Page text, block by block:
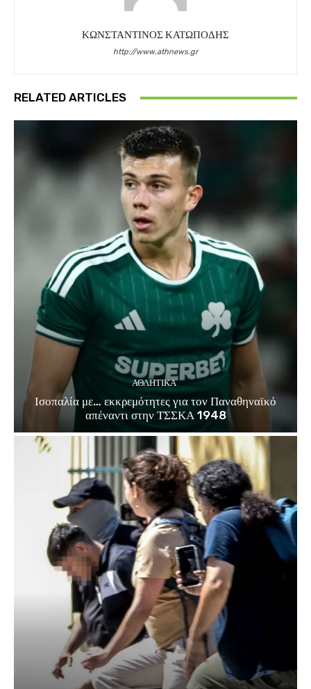
ΚΩΝΣΤΑΝΤΙΝΟΣ ΚΑΤΩΠΟΔΗΣ
http://www.athnews.gr
RELATED ARTICLES
ΑΘΛΗΤΙΚΑ
Ισοπαλία με… εκκρεμότητες για τον Παναθηναϊκό
απέναντι στην ΤΣΣΚΑ 1948